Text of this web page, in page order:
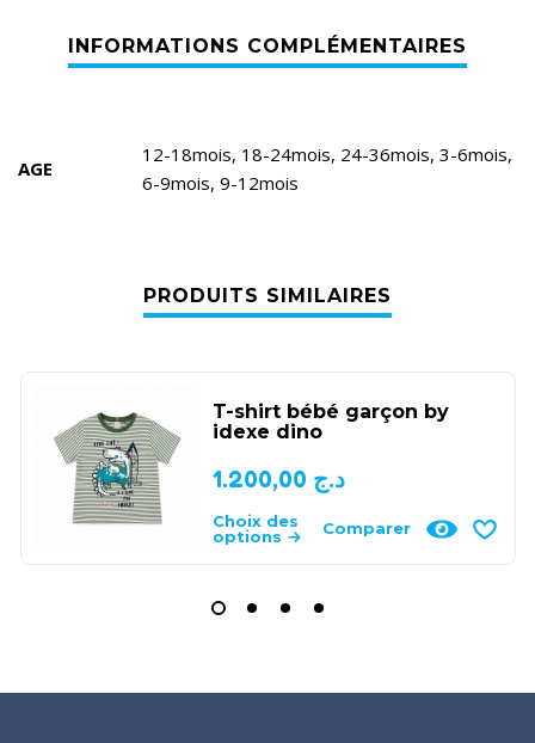
AGE
12-18mois, 18-24mois, 24-36mois, 3-6mois,
6-9mois, 9-12mois
PRODUITS SIMILAIRES
T-shirt bébé garçon by
idexe dino
د.ج
Choix des
options
Comparer